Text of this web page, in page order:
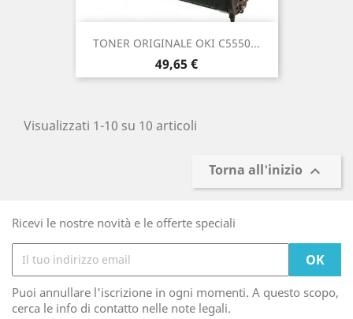
TONER ORIGINALE OKI C5550...
Prezzo
49,65 €
Visualizzati 1-10 su 10 articoli
Torna all'inizio 
Ricevi le nostre novità e le offerte speciali
Puoi annullare l'iscrizione in ogni momenti. A questo scopo,
cerca le info di contatto nelle note legali.